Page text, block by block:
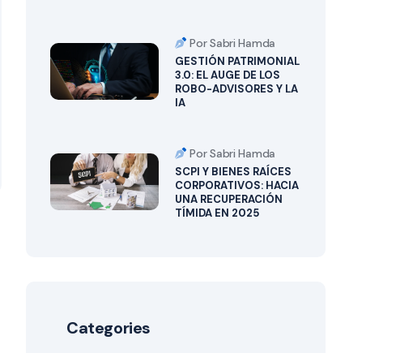
Por Sabri Hamda
GESTIÓN PATRIMONIAL
3.0: EL AUGE DE LOS
ROBO-ADVISORES Y LA
IA
Por Sabri Hamda
SCPI Y BIENES RAÍCES
CORPORATIVOS: HACIA
UNA RECUPERACIÓN
TÍMIDA EN 2025
Categories